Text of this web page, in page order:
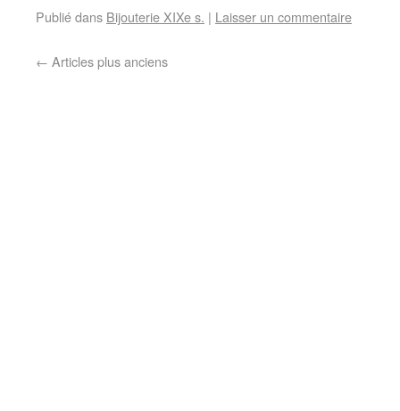
Publié dans Bijouterie XIXe s. | Laisser un commentaire
← Articles plus anciens